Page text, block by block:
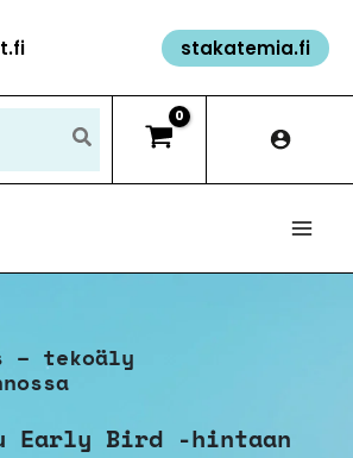
stakatemia.fi
– tekoäly
Early Bird -hintaan